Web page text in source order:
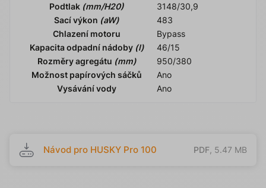
Podtlak (mm/H20)
3148/30,9
Sací výkon (aW)
483
Chlazení motoru
Bypass
Kapacita odpadní nádoby (l)
46/15
Rozměry agregátu (mm)
950/380
Možnost papírových sáčků
Ano
Vysávání vody
Ano
Návod pro HUSKY Pro 100 PDF, 5.47 MB